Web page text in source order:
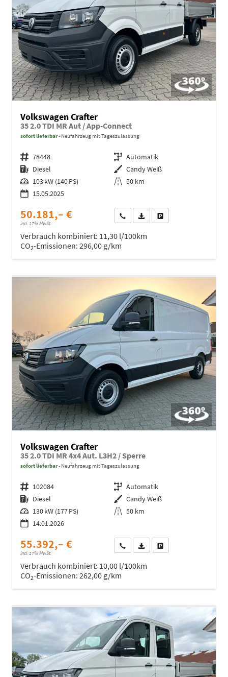
Volkswagen Crafter
35 2.0 TDI MR Aut / App-Connect
sofort lieferbar Neufahrzeug mit Tageszulassung
Fahrzeugnr. 78448 Getriebe Automatik
Kraftstoff Diesel Außenfarbe Candy Weiß
Leistung 103 kW (140 PS) Kilometerstand 50 km
15.05.2025
50.181,– €
incl. 17% MwSt.
Wir rufen Sie anFahrzeugexposé (PDF)
Verbrauch kombiniert: 11,30 l/100km
CO2-Emissionen: 296,00 g/km
Volkswagen Crafter
35 2.0 TDI MR 4x4 Aut. L3H2 / Sperre
sofort lieferbar Neufahrzeug mit Tageszulassung
Fahrzeugnr. 102084 Getriebe Automatik
Kraftstoff Diesel Außenfarbe Candy Weiß
Leistung 130 kW (177 PS) Kilometerstand 50 km
14.01.2026
55.392,– €
incl. 17% MwSt.
Wir rufen Sie anFahrzeugexposé (PDF)
Verbrauch kombiniert: 10,00 l/100km
CO2-Emissionen: 262,00 g/km